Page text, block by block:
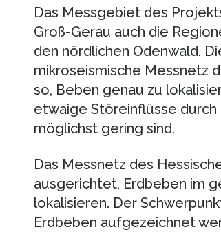
Das Messgebiet des
Groß-Gerau auch die
den nördlichen Odenwald.
mikroseismische Messnetz
so, Beben genau zu
etwaige Störeinflüsse
möglichst gering sind.
Das Messnetz des
ausgerichtet, Erdbeben im
lokalisieren. Der
Erdbeben aufgezeichnet